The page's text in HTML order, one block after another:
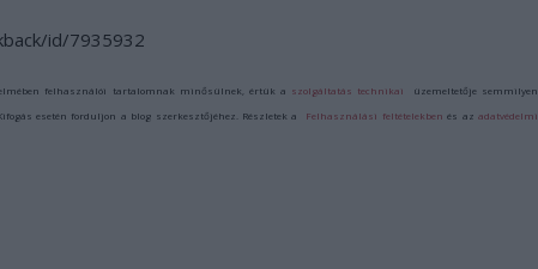
id/7935932
felhasználói tartalomnak minősülnek, értük a szolgáltatás technikai üzemeltetője semmilyen
esetén forduljon a blog szerkesztőjéhez. Részletek a Felhasználási feltételekben és azadatvédelmi